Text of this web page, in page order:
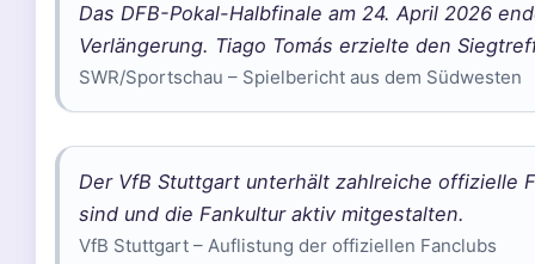
Das DFB-Pokal-Halbfinale am 24. April 2026
Verlängerung. Tiago Tomás erzielte den
SWR/Sportschau – Spielbericht aus dem Südwesten
Der VfB Stuttgart unterhält zahlreiche offizielle
sind und die Fankultur aktiv mitgestalten.
VfB Stuttgart – Auflistung der offiziellen Fanclubs